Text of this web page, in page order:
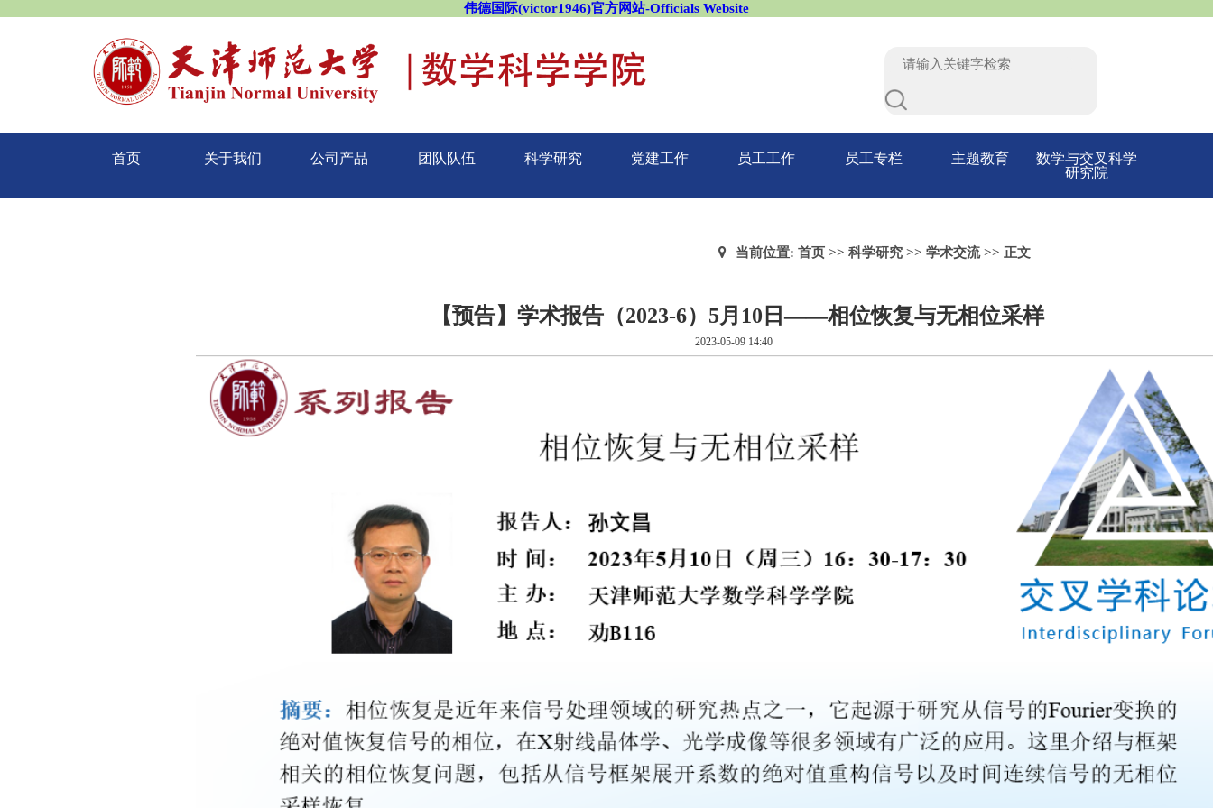
伟德国际(victor1946)官方网站-Officials Website
首页 关于我们 公司产品 团队队伍 科学研究 党建工作 员工工作 员工专栏 主题教育
数学与交叉科学
研究院
当前位置:首页 >>科学研究 >>学术交流>> 正文
【预告】学术报告（2023-6）5月10日——相位恢复与无相位采样
2023-05-09 14:40